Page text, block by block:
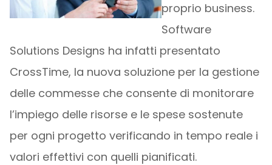
proprio business.
Software
Solutions Designs ha infatti presentato
CrossTime, la nuova soluzione per la gestione
delle commesse che consente di monitorare
l’impiego delle risorse e le spese sostenute
per ogni progetto verificando in tempo reale i
valori effettivi con quelli pianificati.